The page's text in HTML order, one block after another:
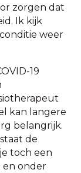
zorgen dat
Ik kijk
weer
19
kan langere
belangrijk.
de
toch een
en onder